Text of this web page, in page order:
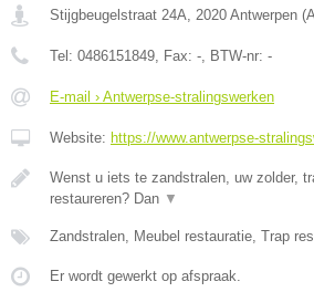
Stijgbeugelstraat 24A 2020 Antwerpen (
Tel: 0486151849 , Fax: - , BTW-nr: -
E-mail › Antwerpse-stralingswerken
Website: https://www.antwerpse-
Wenst u iets te zandstralen, uw zolder,
restaureren? Dan ▼
Zandstralen, Meubel restauratie, Trap
Er wordt gewerkt op afspraak.